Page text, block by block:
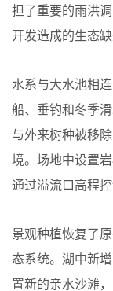
担了重要的雨洪
开发造成的生态缺
水系与大水池相
船、垂钓和冬季
与外来树种被移
境。场地中设置
通过溢流口高程
景观种植恢复了
态系统。湖中新
置新的亲水沙滩